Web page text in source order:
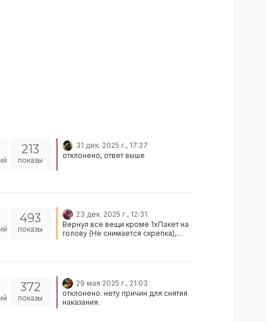
213
показы
31 дек. 2025 г., 17:27
отклонено, ответ выше
493
показы
23 дек. 2025 г., 12:31
Вернул все вещи кроме 1xПакет на
голову (Не снимается скрепка),
372
показы
29 мая 2025 г., 21:03
отклонено. нету причин для снятия
наказания.